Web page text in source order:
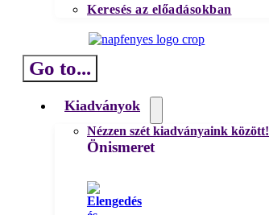
Keresés az előadásokban
Go to...
Kiadványok
Nézzen szét kiadványaink között!
Önismeret